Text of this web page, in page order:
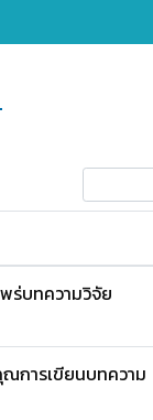
ร่บทความวิจัย
ณการเขียนบทความ